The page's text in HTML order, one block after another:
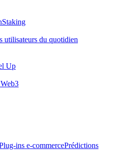
Staking
utilisateurs du quotidien
Up
ins e-commercePrédictions